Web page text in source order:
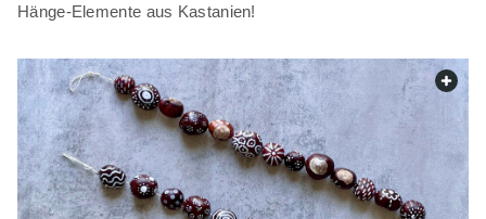
Hänge-Elemente aus Kastanien!